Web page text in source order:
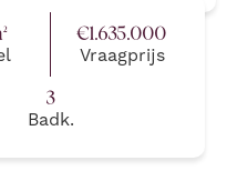
€1.635.000
Vraagprijs
3
Badk.